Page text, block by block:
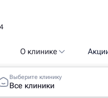
О клинике
Выберите клинику
Все клиники